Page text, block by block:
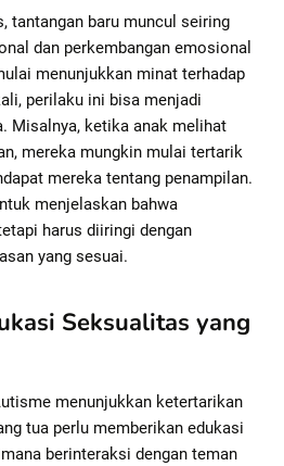
tantangan baru muncul seiring
dan perkembangan emosional
menunjukkan minat terhadap
perilaku ini bisa menjadi
Misalnya, ketika anak melihat
mereka mungkin mulai tertarik
mereka tentang penampilan.
menjelaskan bahwa
harus diiringi dengan
yang sesuai.
Seksualitas yang
menunjukkan ketertarikan
tua perlu memberikan edukasi
berinteraksi dengan teman